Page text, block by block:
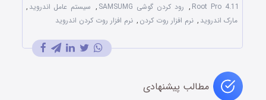
Root Pro 4.11
, رود کردن گوشی SAMSUMG , سیستم عامل اندروید ,
مارک اندروید , نرم افزار روت کردن , نرم افزار روت کردن اندروید
مطالب پیشنهادی